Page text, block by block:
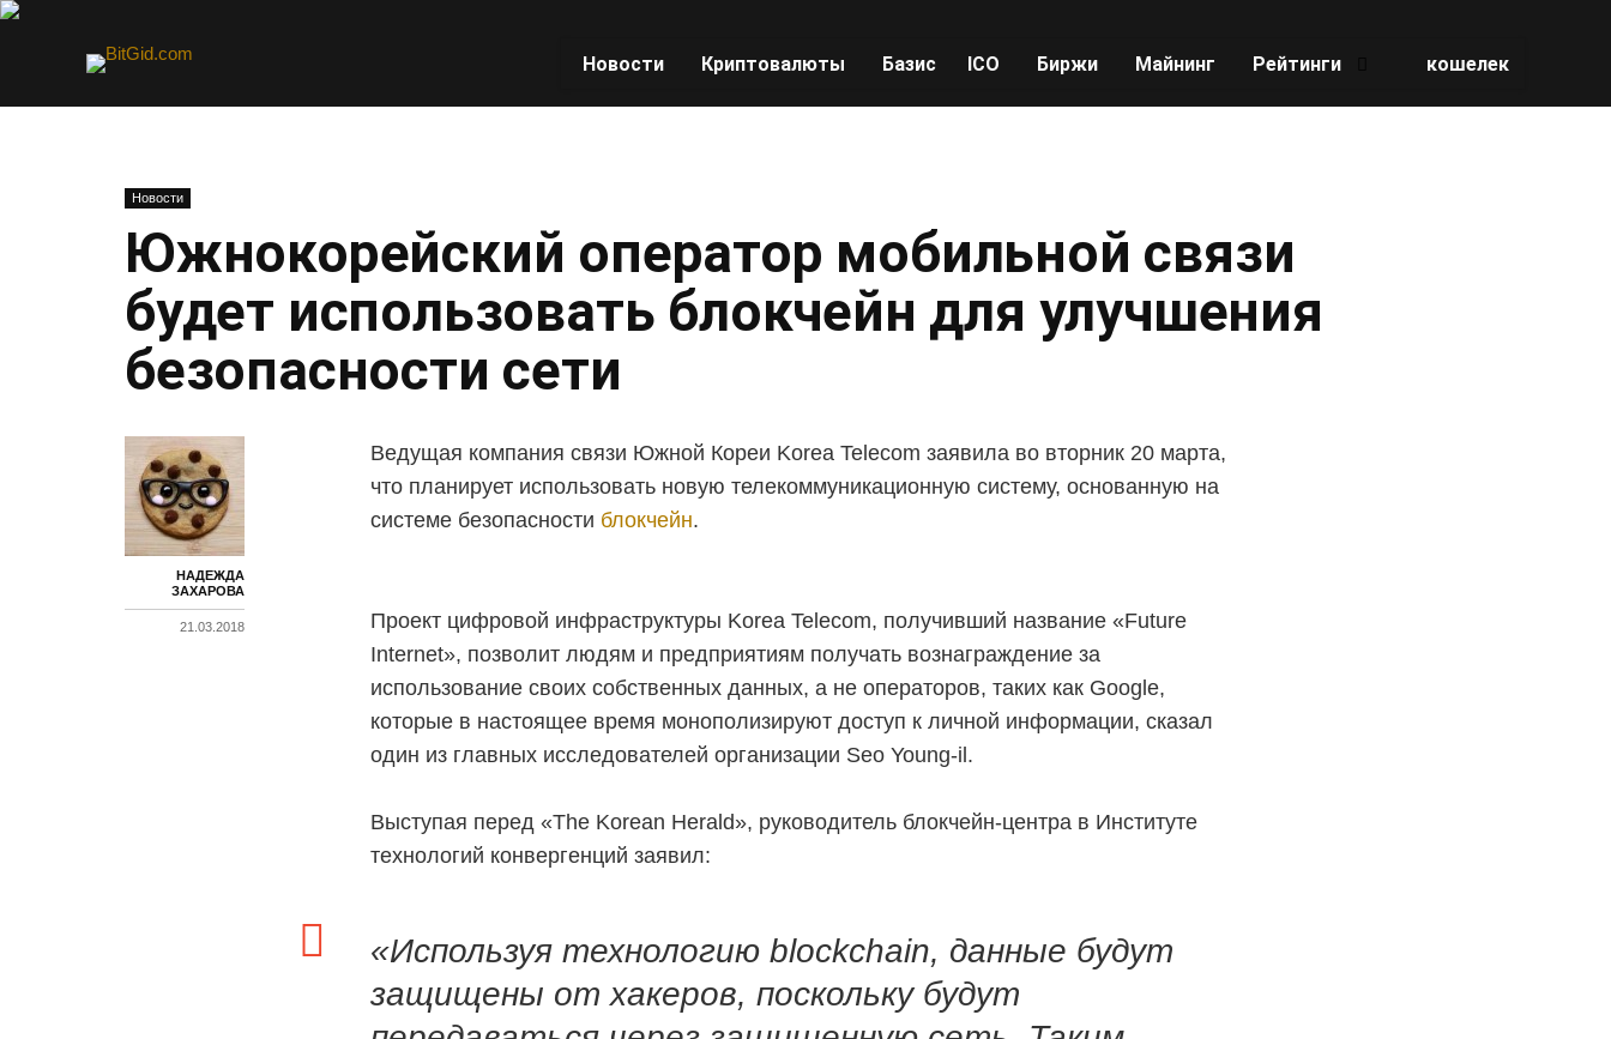
Новости Криптовалюты Базис ICO Биржи Майнинг Рейтинги кошелек
Новости
Южнокорейский оператор мобильной связи
будет использовать блокчейн для улучшения
безопасности сети
НАДЕЖДА
ЗАХАРОВА
21.03.2018
Ведущая компания связи Южной Кореи Korea Telecom заявила во вторник 20 марта,
что планирует использовать новую телекоммуникационную систему, основанную на
системе безопасности блокчейн.
Проект цифровой инфраструктуры Korea Telecom, получивший название «Future
Internet», позволит людям и предприятиям получать вознаграждение за
использование своих собственных данных, а не операторов, таких как Google,
которые в настоящее время монополизируют доступ к личной информации, сказал
один из главных исследователей организации Seo Young-il.
Выступая перед «The Korean Herald», руководитель блокчейн-центра в Институте
технологий конвергенций заявил:
«Используя технологию blockchain, данные будут
защищены от хакеров, поскольку будут